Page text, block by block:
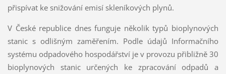
přispívat ke snižování emisí skleníkových plynů.
V České republice dnes funguje několik typů bioplynových
stanic s odlišným zaměřením. Podle údajů Informačního
systému odpadového hospodářství je v provozu přibližně 30
bioplynových stanic určených ke zpracování odpadů a